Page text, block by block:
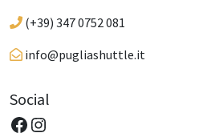
(+39) 347 0752 081
info@pugliashuttle.it
Social
Pagina Facebook di PugliaShuttle.it Pagina Instagram di PugliaShuttle.it